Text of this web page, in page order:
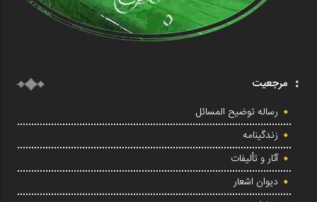
مرجعیت
رساله توضیح المسائل
زندگینامه
آثار و تألیفات
دیوان اشعار